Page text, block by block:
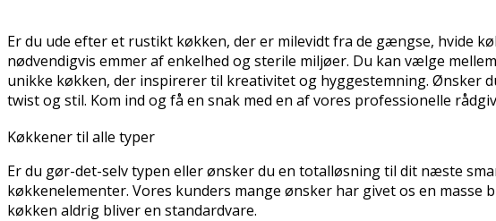
Er du ude efter et rustikt køkken, der er milevidt fra de gængse, hvide
nødvendigvis emmer af enkelhed og sterile miljøer. Du kan vælge
unikke køkken, der inspirerer til kreativitet og hyggestemning. Ønsker
twist og stil. Kom ind og få en snak med en af vores professionelle
Køkkener til alle typer
Er du gør-det-selv typen eller ønsker du en totalløsning til dit næste
køkkenelementer. Vores kunders mange ønsker har givet os en
køkken aldrig bliver en standardvare.